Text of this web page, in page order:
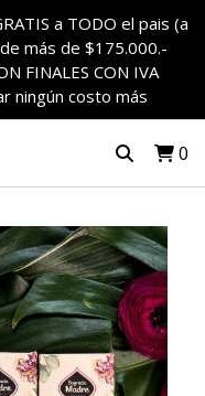
a TODO el pais (a
más de $175.000.-
FINALES CON IVA
ningún costo más
0